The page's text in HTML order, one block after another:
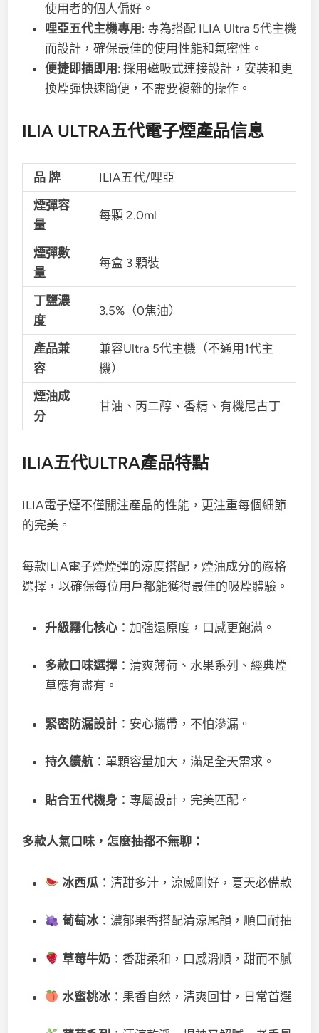
使用者的個人偏好。
哩亞五代主機專用 : 專為搭配 ILIA Ultra 5代主機
而設計，確保最佳的使用性能和氣密性。
便捷即插即用 : 採用磁吸式連接設計，安裝和更
換煙彈快速簡便，不需要複雜的操作。
ILIA ULTRA五代電子煙產品信息
品 牌
ILIA五代/哩亞
煙彈容
量
每顆 2.0ml
煙彈數
量
每盒 3 顆裝
丁鹽濃
度
3.5%（0焦油）
產品兼
容
兼容Ultra 5代主機（不通用1代主
機）
煙油成
分
甘油、丙二醇、香精、有機尼古丁
ILIA五代ULTRA產品特點
ILIA電子煙不僅關注產品的性能，更注重每個細節
的完美。
每款ILIA電子煙煙彈的涼度搭配，煙油成分的嚴格
選擇，以確保每位用戶都能獲得最佳的吸煙體驗。
升級霧化核心 ：加強還原度，口感更飽滿。
多款口味選擇 ：清爽薄荷、水果系列、經典煙
草應有盡有。
緊密防漏設計 ：安心攜帶，不怕滲漏。
持久續航 ：單顆容量加大，滿足全天需求。
貼合五代機身 ：專屬設計，完美匹配。
多款人氣口味，怎麼抽都不無聊：
冰西瓜：清甜多汁，涼感剛好，夏天必備款
葡萄冰：濃郁果香搭配清涼尾韻，順口耐抽
草莓牛奶：香甜柔和，口感滑順，甜而不膩
水蜜桃冰：果香自然，清爽回甘，日常首選